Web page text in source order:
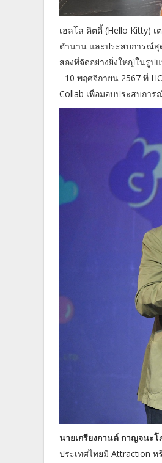
เฮลโล คิตตี้ (Hello Kitty)
ตำนาน และประสบการณ์สุ
สองที่จัดอย่างยิ่งใหญ่ในรูป
- 10 พฤศจิกายน 2567 ที่
Collab เพื่อมอบประสบกา
นายเกรียงกานต์ กาญจนะ
ประเทศไทยมี Attraction